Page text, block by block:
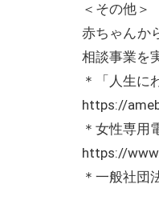
＜その他＞
赤ちゃんか
相談事業を
＊「人生に
https://
＊女性専用
https://
＊一般社団